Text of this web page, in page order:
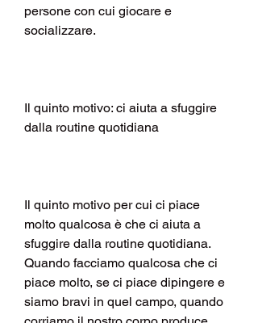
persone con cui giocare e
socializzare.
Il quinto motivo: ci aiuta a sfuggire
dalla routine quotidiana
Il quinto motivo per cui ci piace
molto qualcosa è che ci aiuta a
sfuggire dalla routine quotidiana.
Quando facciamo qualcosa che ci
piace molto, se ci piace dipingere e
siamo bravi in quel campo, quando